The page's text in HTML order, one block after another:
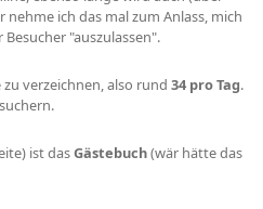
ich das mal zum Anlass, mich
"auszulassen".
zu verzeichnen, also rund 34 pro Tag.
ist dasGästebuch(wär hätte das